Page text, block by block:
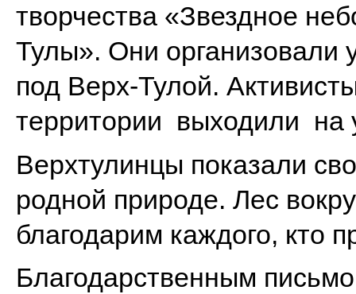
творчества «Звездное
Тулы». Они организовали
под Верх-Тулой.
территории выходили на
Верхтулинцы показали
родной природе. Лес
благодарим каждого, кто
Благодарственным